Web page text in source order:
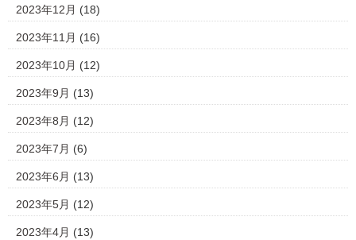
2023年12月 (18)
2023年11月 (16)
2023年10月 (12)
2023年9月 (13)
2023年8月 (12)
2023年7月 (6)
2023年6月 (13)
2023年5月 (12)
2023年4月 (13)